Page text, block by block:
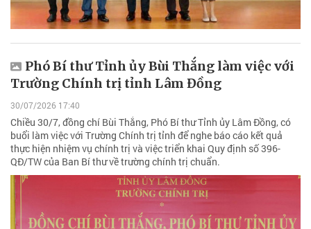
Phó Bí thư Tỉnh ủy Bùi Thắng làm việc với
Trường Chính trị tỉnh Lâm Đồng
30/07/2026 17:40
Chiều 30/7, đồng chí Bùi Thắng, Phó Bí thư Tỉnh ủy Lâm Đồng, có
buổi làm việc với Trường Chính trị tỉnh để nghe báo cáo kết quả
thực hiện nhiệm vụ chính trị và việc triển khai Quy định số 396-
QĐ/TW của Ban Bí thư về trường chính trị chuẩn.